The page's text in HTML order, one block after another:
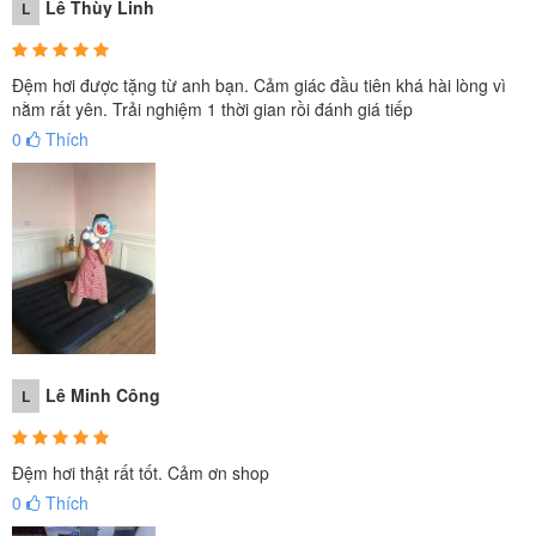
Loại van 2 tầng kết hợp cả van 2 chiều và van 1 chiều.
Giúp thao tác bơm, xả hơi dễ dàng và nhanh chóng
hơn.
L Lê Thùy Linh
Đệm hơi được tặng từ anh bạn. Cảm giác đầu tiên khá hài lòng vì
nằm rất yên. Trải nghiệm 1 thời gian rồi đánh giá tiếp
0
Thích
L Lê Minh Công
Đệm hơi thật rất tốt. Cảm ơn shop
0
Thích